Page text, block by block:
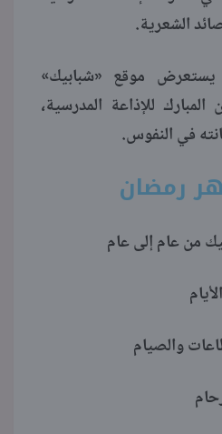
ملفات
منوعات
الشعرية.
يستعرض موقع «شبابيك»
للإذاعة المدرسية،
في النفوس.
رمضان
من عام إلى عام
والصيام